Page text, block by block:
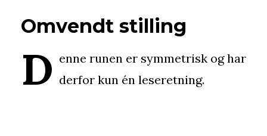
Omvendt stilling
D enne runen er symmetrisk og har
derfor kun én leseretning.